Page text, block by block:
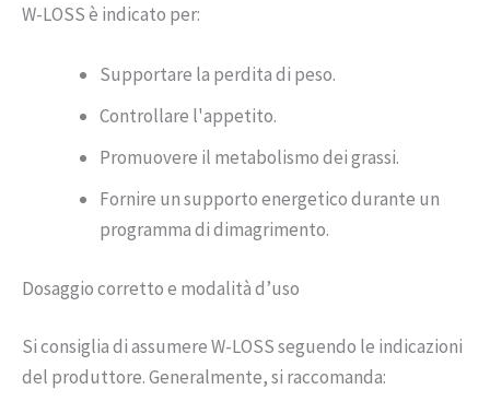
W-LOSS è indicato per:
Supportare la perdita di peso.
Controllare l'appetito.
Promuovere il metabolismo dei grassi.
Fornire un supporto energetico durante un
programma di dimagrimento.
Dosaggio corretto e modalità d’uso
Si consiglia di assumere W-LOSS seguendo le indicazioni
del produttore. Generalmente, si raccomanda: